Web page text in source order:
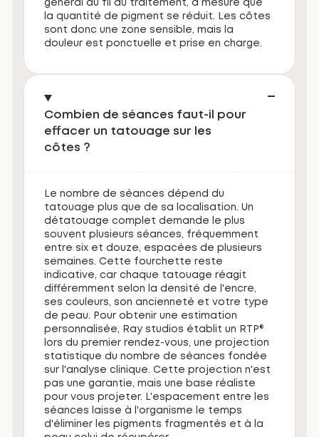
général au fil du traitement, à mesure que
la quantité de pigment se réduit. Les côtes
sont donc une zone sensible, mais la
douleur est ponctuelle et prise en charge.
Combien de séances faut-il pour
effacer un tatouage sur les
côtes ?
Le nombre de séances dépend du
tatouage plus que de sa localisation. Un
détatouage complet demande le plus
souvent plusieurs séances, fréquemment
entre six et douze, espacées de plusieurs
semaines. Cette fourchette reste
indicative, car chaque tatouage réagit
différemment selon la densité de l'encre,
ses couleurs, son ancienneté et votre type
de peau. Pour obtenir une estimation
personnalisée, Ray studios établit un RTP®
lors du premier rendez-vous, une projection
statistique du nombre de séances fondée
sur l'analyse clinique. Cette projection n'est
pas une garantie, mais une base réaliste
pour vous projeter. L'espacement entre les
séances laisse à l'organisme le temps
d'éliminer les pigments fragmentés et à la